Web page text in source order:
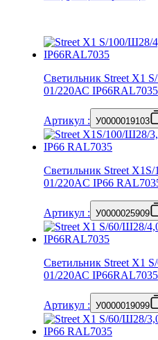
Светильник Street X1
01/220АС IP66RAL7035
Артикул : У0000019103
Светильник Street
01/220AC IP66
Артикул : У0000025909
Светильник Street X1
01/220АС IP66RAL7035
Артикул : У0000019099